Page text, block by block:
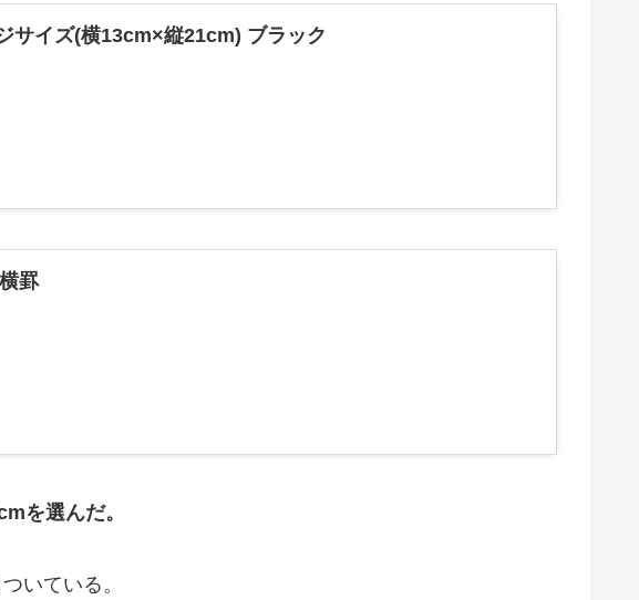
サイズ(横13cm×縦21cm) ブラック
罫
を選んだ。
いている。